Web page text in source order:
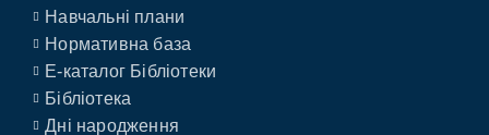
Навчальні плани
Нормативна база
E-каталог Бібліотеки
Бібліотека
Дні народження